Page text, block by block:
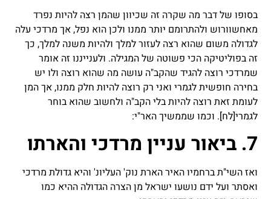
בסופו של דבר מה שקרה זה שכיוון שהמן רצה להיות נפרד
מאחשוורוש ולהתרומם יותר ממנו ולכן הוא נפל, אך מרדכי עלה
לגדולה משום שהוא רצה לעזור למלך ולהיות משנה למלך, כך
זה בפוליטיקה הכי פשוטה של המגילה. ולענייננו זה אומר
שמרדכי רוצה להגיד שהקב"ה עושה מה שהוא רוצה ולו יש
בחירה חופשית לגמרי ואני רק רוצה להיות חלק ממנו, אך המן
לעומת זאת רוצה להיות בלי הקב"ה ולחשוב שהוא בוחר
לגמרי[לח]. וכמו שממשיך האר"י:
7. ביאור עניין מרדכי והארתו
ואז השי"ת ברחמיו האיר הארת נוק' העליונ' והיא גדולת מרדכי
ואסתר ועל ידם נושעו ישראל מן הצרה הגדולה ההיא כמו